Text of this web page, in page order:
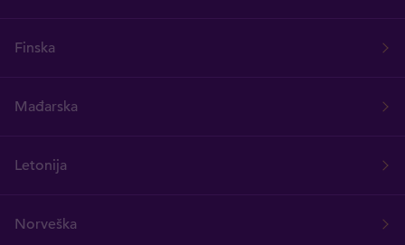
Finska
Mađarska
Letonija
Norveška